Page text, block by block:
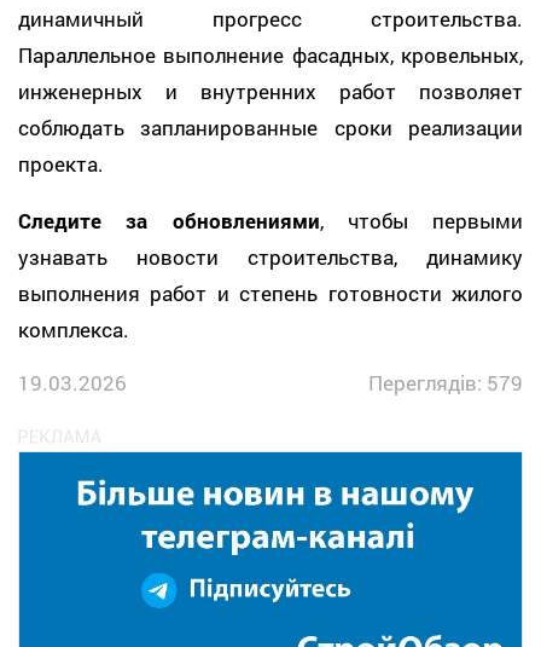
динамичный прогресс строительства.
Параллельное выполнение фасадных, кровельных,
инженерных и внутренних работ позволяет
соблюдать запланированные сроки реализации
проекта.
Следите за обновлениями, чтобы первыми
узнавать новости строительства, динамику
выполнения работ и степень готовности жилого
комплекса.
19.03.2026
Переглядів: 579